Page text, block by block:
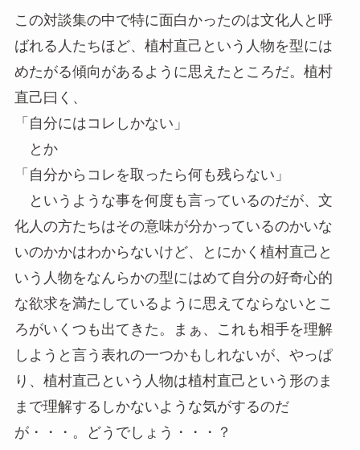
この対談集の中で特に面白かったのは文化人と呼
ばれる人たちほど、植村直己という人物を型には
めたがる傾向があるように思えたところだ。植村
直己曰く、
「自分にはコレしかない」
とか
「自分からコレを取ったら何も残らない」
というような事を何度も言っているのだが、文
化人の方たちはその意味が分かっているのかいな
いのかかはわからないけど、とにかく植村直己と
いう人物をなんらかの型にはめて自分の好奇心的
な欲求を満たしているように思えてならないとこ
ろがいくつも出てきた。まぁ、これも相手を理解
しようと言う表れの一つかもしれないが、やっぱ
り、植村直己という人物は植村直己という形のま
まで理解するしかないような気がするのだ
が・・・。どうでしょう・・・？